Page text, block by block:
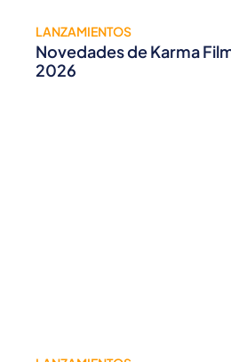
LANZAMIENTOS
Novedades de Karma
2026